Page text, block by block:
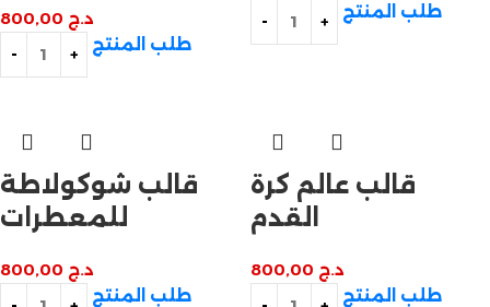
د.ج
طلب المنتج
طلب المنتج
قالب شوكولاطة
للمعطرات
د.ج
طلب المنتج
قالب عالم كرة
القدم
د.ج
طلب المنتج